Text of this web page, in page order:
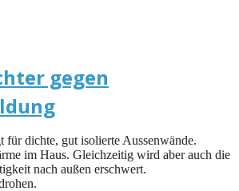
gegen
für dichte, gut isolierte Aussenwände.
im Haus. Gleichzeitig wird aber auch die
nach außen erschwert.